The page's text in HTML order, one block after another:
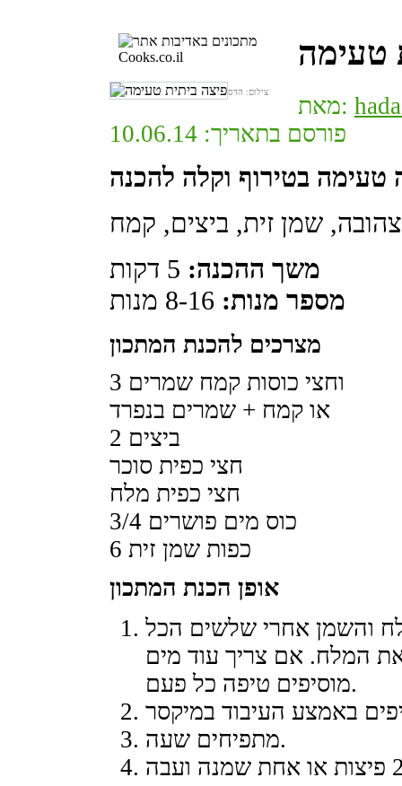
צילום: הדס
טעימה
מאת:
פורסם בתאריך: 10.06.14
משך ההכנה: 5 דקות
מספר מנות: 8-16 מנות
מצרכים להכנת המתכון
3 וחצי כוסות קמח שמרים
או קמח + שמרים בנפרד
2 ביצים
חצי כפית סוכר
חצי כפית מלח
3/4 כוס מים פושרים
6 כפות שמן זית
אופן הכנת המתכון
והשמן אחרי שלשים הכל
המלח. אם צריך עוד מים
מוסיפים טיפה כל פעם.
מתפיחים שעה.